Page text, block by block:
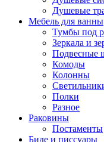
Душевые
Мебель для ванны
Тумбы под
Зеркала и
Подвесные
Комоды
Колонны
Полки
Разное
Раковины
Постаменты
Биде и писсуары